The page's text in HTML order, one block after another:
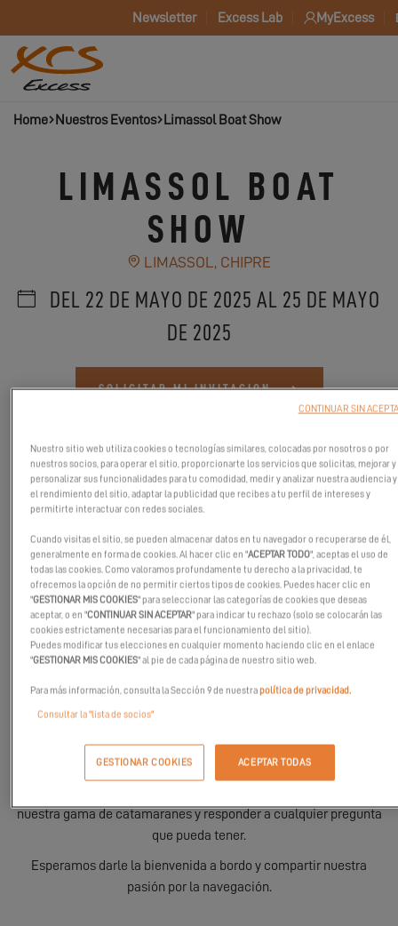
Newsletter Excess Lab MyExcess
Home Nuestros Eventos Limassol Boat Show
LIMASSOL BOAT
SHOW
LIMASSOL, CHIPRE
DEL 22 DE MAYO DE 2025 AL 25 DE MAYO
DE 2025
SOLICITAR MI INVITACION
Únase a nosotros en el9º Salón Náutico de Limassol, del 22 al 25
de mayo de 2025, en el puerto deportivo de Limassol.
Experimente lo último en yates, deportes acuáticos e
innovaciones marinas en este evento de primer nivel en el
Mediterráneo Oriental.
nuestra gama de catamaranes y responder a cualquier pregunta
que pueda tener.
Esperamos darle la bienvenida a bordo y compartir nuestra
pasión por la navegación.
Nuestro sitio web utiliza cookies o tecnologías similares, colocadas por nosotros o por
nuestros socios, para operar el sitio, proporcionarte los servicios que solicitas, mejorar y
personalizar sus funcionalidades para tu comodidad, medir y analizar nuestra audiencia y
el rendimiento del sitio, adaptar la publicidad que recibes a tu perfil de intereses y
permitirte interactuar con redes sociales.
Cuando visitas el sitio, se pueden almacenar datos en tu navegador o recuperarse de él,
generalmente en forma de cookies. Al hacer clic en "ACEPTAR TODO", aceptas el uso de
todas las cookies. Como valoramos profundamente tu derecho a la privacidad, te
ofrecemos la opción de no permitir ciertos tipos de cookies. Puedes hacer clic en
"GESTIONAR MIS COOKIES" para seleccionar las categorías de cookies que deseas
aceptar, o en "CONTINUAR SIN ACEPTAR" para indicar tu rechazo (solo se colocarán las
cookies estrictamente necesarias para el funcionamiento del sitio).
Puedes modificar tus elecciones en cualquier momento haciendo clic en el enlace
"GESTIONAR MIS COOKIES" al pie de cada página de nuestro sitio web.
Para más información, consulta la Sección 9 de nuestrapolítica de privacidad.
Consultar la "lista de socios"
GESTIONAR COOKIES ACEPTAR TODAS
CONTINUAR SIN